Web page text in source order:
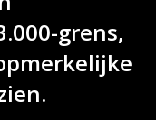
grens,